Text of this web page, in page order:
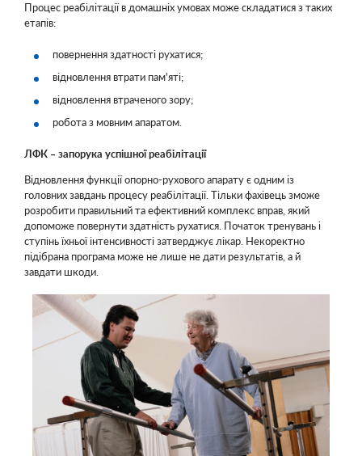
Процес реабілітації в домашніх умовах може складатися з таких
етапів:
повернення здатності рухатися;
відновлення втрати пам'яті;
відновлення втраченого зору;
робота з мовним апаратом.
ЛФК – запорука успішної реабілітації
Відновлення функції опорно-рухового апарату є одним із
головних завдань процесу реабілітації. Тільки фахівець зможе
розробити правильний та ефективний комплекс вправ, який
допоможе повернути здатність рухатися. Початок тренувань і
ступінь їхньої інтенсивності затверджує лікар. Некоректно
підібрана програма може не лише не дати результатів, а й
завдати шкоди.